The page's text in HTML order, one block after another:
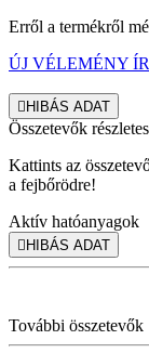
Erről a termékről
ÚJ VÉLEMÉNY
HIBÁS ADAT
Összetevők
Kattints az
a fejbőrödre!
Aktív hatóanyagok
HIBÁS ADAT
További összetevők